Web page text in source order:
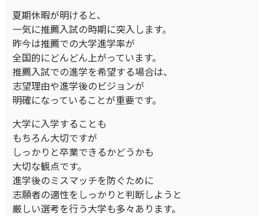
夏期休暇が明けると、
一気に推薦入試の時期に突入します。
昨今は推薦での大学進学率が
全国的にどんどん上がっています。
推薦入試での進学を希望する場合は、
志望理由や進学後のビジョンが
明確になっていることが重要です。
大学に入学することも
もちろん大切ですが
しっかりと卒業できるかどうかも
大切な観点です。
進学後のミスマッチを防ぐために
志願者の適性をしっかりと判断しようと
厳しい選考を行う大学も多々あります。